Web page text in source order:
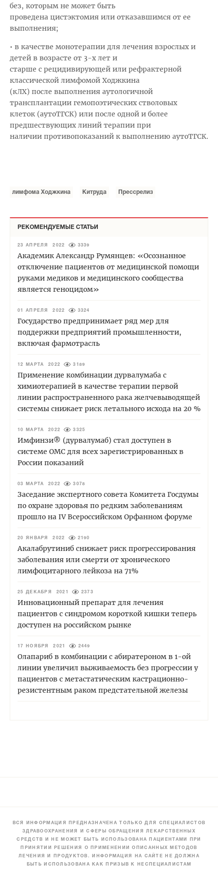
без, которым не может быть
проведена цистэктомия или отказавшимся от ее
выполнения;
• в качестве монотерапии для лечения взрослых и
детей в возрасте от 3-х лет и
старше с рецидивирующей или рефрактерной
классической лимфомой Ходжкина
(кЛХ) после выполнения аутологичной
трансплантации гемопоэтических стволовых
клеток (аутоТГСК) или после одной и более
предшествующих линий терапии при
наличии противопоказаний к выполнению аутоТГСК.
лимфома Ходжкина Китруда Прессрелиз
РЕКОМЕНДУЕМЫЕ СТАТЬИ
23 АПРЕЛЯ 2022 3339
Академик Александр Румянцев: «Осознанное
отключение пациентов от медицинской помощи
руками медиков и медицинского сообщества
является геноцидом»
01 АПРЕЛЯ 2022 3324
Государство предпринимает ряд мер для
поддержки предприятий промышленности,
включая фармотрасль
12 МАРТА 2022 3189
Применение комбинации дурвалумаба с
химиотерапией в качестве терапии первой
линии распространенного рака желчевыводящей
системы снижает риск летального исхода на 20 %
10 МАРТА 2022 3325
Имфинзи® (дурвалумаб) стал доступен в
системе ОМС для всех зарегистрированных в
России показаний
03 МАРТА 2022 3078
Заседание экспертного совета Комитета Госдумы
по охране здоровья по редким заболеваниям
прошло на IV Всероссийском Орфанном форуме
20 ЯНВАРЯ 2022 2190
Акалабрутиниб снижает риск прогрессирования
заболевания или смерти от хронического
лимфоцитарного лейкоза на 71%
25 ДЕКАБРЯ 2021 2373
Инновационный препарат для лечения
пациентов с синдромом короткой кишки теперь
доступен на российском рынке
17 НОЯБРЯ 2021 2449
Олапариб в комбинации с абиратероном в 1-ой
линии увеличил выживаемость без прогрессии у
пациентов с метастатическим кастрационно-
резистентным раком предстательной железы
ВСЯ ИНФОРМАЦИЯ ПРЕДНАЗНАЧЕНА ТОЛЬКО ДЛЯ СПЕЦИАЛИСТОВ
ЗДРАВООХРАНЕНИЯ И СФЕРЫ ОБРАЩЕНИЯ ЛЕКАРСТВЕННЫХ
СРЕДСТВ И НЕ МОЖЕТ БЫТЬ ИСПОЛЬЗОВАНА ПАЦИЕНТАМИ ПРИ
ПРИНЯТИИ РЕШЕНИЯ О ПРИМЕНЕНИИ ОПИСАННЫХ МЕТОДОВ
ЛЕЧЕНИЯ И ПРОДУКТОВ. ИНФОРМАЦИЯ НА САЙТЕ НЕ ДОЛЖНА
БЫТЬ ИСПОЛЬЗОВАНА КАК ПРИЗЫВ К НЕСПЕЦИАЛИСТАМ